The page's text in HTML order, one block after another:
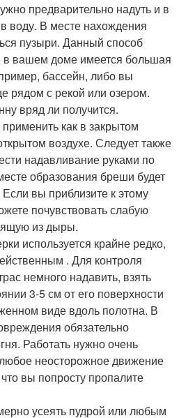
предварительно надуть и в
воду. В месте нахождения
пузыри. Данный способ
в вашем доме имеется большая
бассейн, либо вы
рядом с рекой или озером.
вряд ли получится.
как в закрытом
воздухе. Следует также
надавливание руками по
образования бреши будет
вы приблизите к этому
почувствовать слабую
из дыры.
используется крайне редко,
. Для контроля
немного надавить, взять
3-5 см от его поверхности
виде вдоль полотна. В
обязательно
Работать нужно очень
любое неосторожное движение
вы попросту пропалите
усеять пудрой или любым